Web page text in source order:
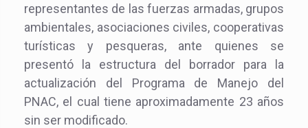
representantes de las fuerzas armadas, grupos
ambientales, asociaciones civiles, cooperativas
turísticas y pesqueras, ante quienes se
presentó la estructura del borrador para la
actualización del Programa de Manejo del
PNAC, el cual tiene aproximadamente 23 años
sin ser modificado.